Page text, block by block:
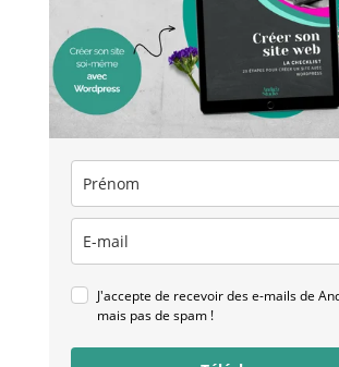
J'accepte de recevoir des e-mails de
mais pas de spam !